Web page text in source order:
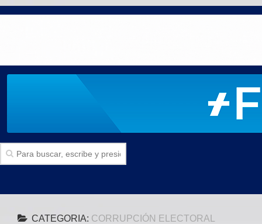
CATEGORIA: CORRUPCIÓN ELECTORAL